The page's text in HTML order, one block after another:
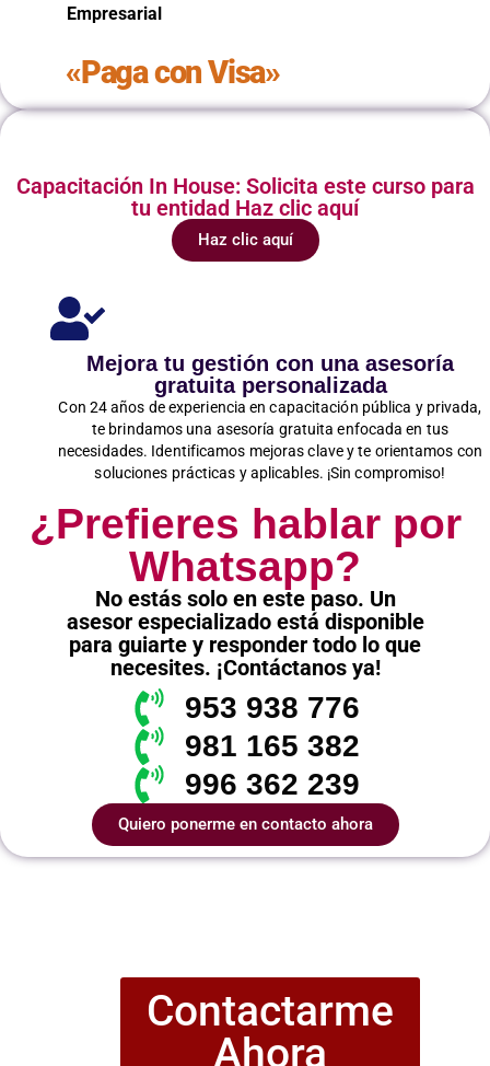
Empresarial
«Paga con Visa»
Capacitación In House: Solicita este curso para
tu entidad Haz clic aquí
Haz clic aquí
Mejora tu gestión con una asesoría
gratuita personalizada
Con 24 años de experiencia en capacitación pública y privada,
te brindamos una asesoría gratuita enfocada en tus
necesidades. Identificamos mejoras clave y te orientamos con
soluciones prácticas y aplicables. ¡Sin compromiso!
¿Prefieres hablar por
Whatsapp?
No estás solo en este paso. Un
asesor especializado está disponible
para guiarte y responder todo lo que
necesites. ¡Contáctanos ya!
953 938 776
981 165 382
996 362 239
Quiero ponerme en contacto ahora
Contactarme
Ahora